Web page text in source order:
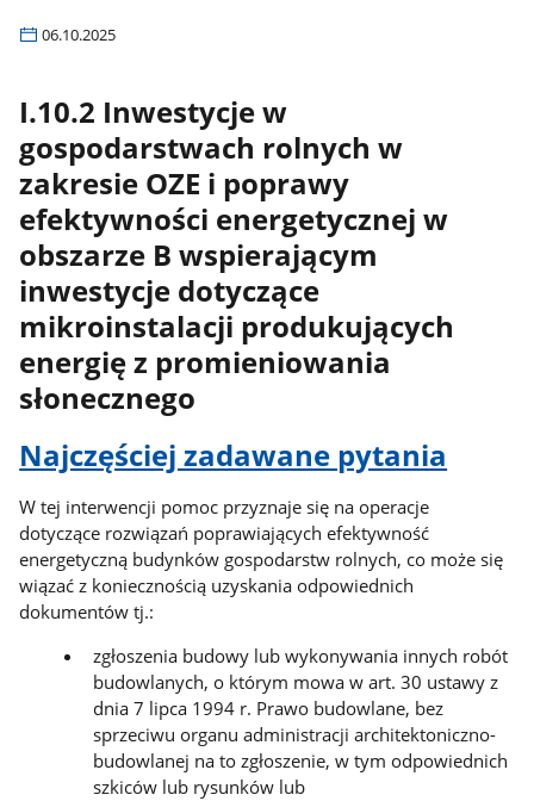
06.10.2025
I.10.2 Inwestycje w
gospodarstwach rolnych w
zakresie OZE i poprawy
efektywności energetycznej w
obszarze B wspierającym
inwestycje dotyczące
mikroinstalacji produkujących
energię z promieniowania
słonecznego
Najczęściej zadawane pytania
W tej interwencji pomoc przyznaje się na operacje
dotyczące rozwiązań poprawiających efektywność
energetyczną budynków gospodarstw rolnych, co może się
wiązać z koniecznością uzyskania odpowiednich
dokumentów tj.:
zgłoszenia budowy lub wykonywania innych robót
budowlanych, o którym mowa w art. 30 ustawy z
dnia 7 lipca 1994 r. Prawo budowlane, bez
sprzeciwu organu administracji architektoniczno-
budowlanej na to zgłoszenie, w tym odpowiednich
szkiców lub rysunków lub